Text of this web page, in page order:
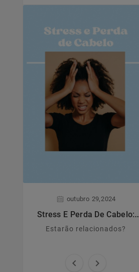
outubro 29, 2024
Stress E Perda De Cabelo:
Estarão relacionados?
 